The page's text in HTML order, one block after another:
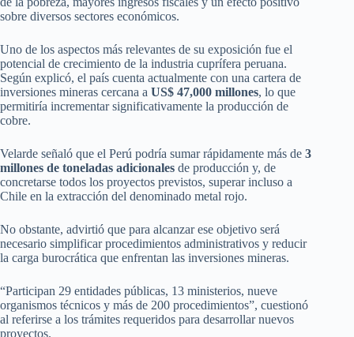
sobre diversos sectores económicos.
Uno de los aspectos más relevantes de su exposición fue el
potencial de crecimiento de la industria cuprífera peruana.
Según explicó, el país cuenta actualmente con una cartera de
inversiones mineras cercana a US$ 47,000 millones, lo que
permitiría incrementar significativamente la producción de
cobre.
Velarde señaló que el Perú podría sumar rápidamente más de 3
millones de toneladas adicionales de producción y, de
concretarse todos los proyectos previstos, superar incluso a
Chile en la extracción del denominado metal rojo.
No obstante, advirtió que para alcanzar ese objetivo será
necesario simplificar procedimientos administrativos y reducir
la carga burocrática que enfrentan las inversiones mineras.
“Participan 29 entidades públicas, 13 ministerios, nueve
organismos técnicos y más de 200 procedimientos”, cuestionó
al referirse a los trámites requeridos para desarrollar nuevos
proyectos.